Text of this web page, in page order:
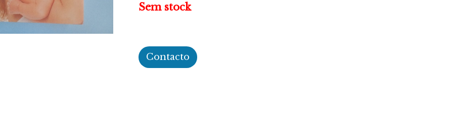
Sem stock
Contacto